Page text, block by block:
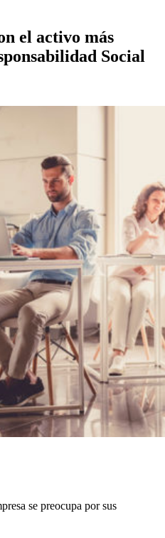
el activo más
Social
se preocupa por sus